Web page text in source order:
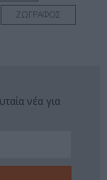
ΖΩΓΡΑΦΟΣ
νέα για